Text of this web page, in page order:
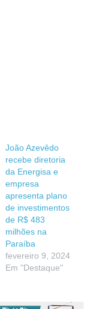
João Azevêdo
recebe diretoria
da Energisa e
empresa
apresenta plano
de investimentos
de R$ 483
milhões na
Paraíba
fevereiro 9, 2024
Em "Destaque"